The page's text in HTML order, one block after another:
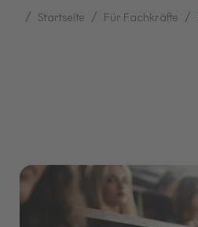
Startseite Für Fachkräfte